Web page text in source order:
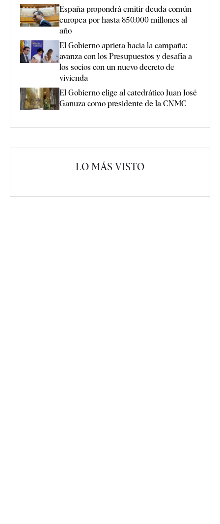
España propondrá emitir deuda común
europea por hasta 850.000 millones al
año
El Gobierno aprieta hacia la campaña:
avanza con los Presupuestos y desafía a
los socios con un nuevo decreto de
vivienda
El Gobierno elige al catedrático Juan José
Ganuza como presidente de la CNMC
LO MÁS VISTO